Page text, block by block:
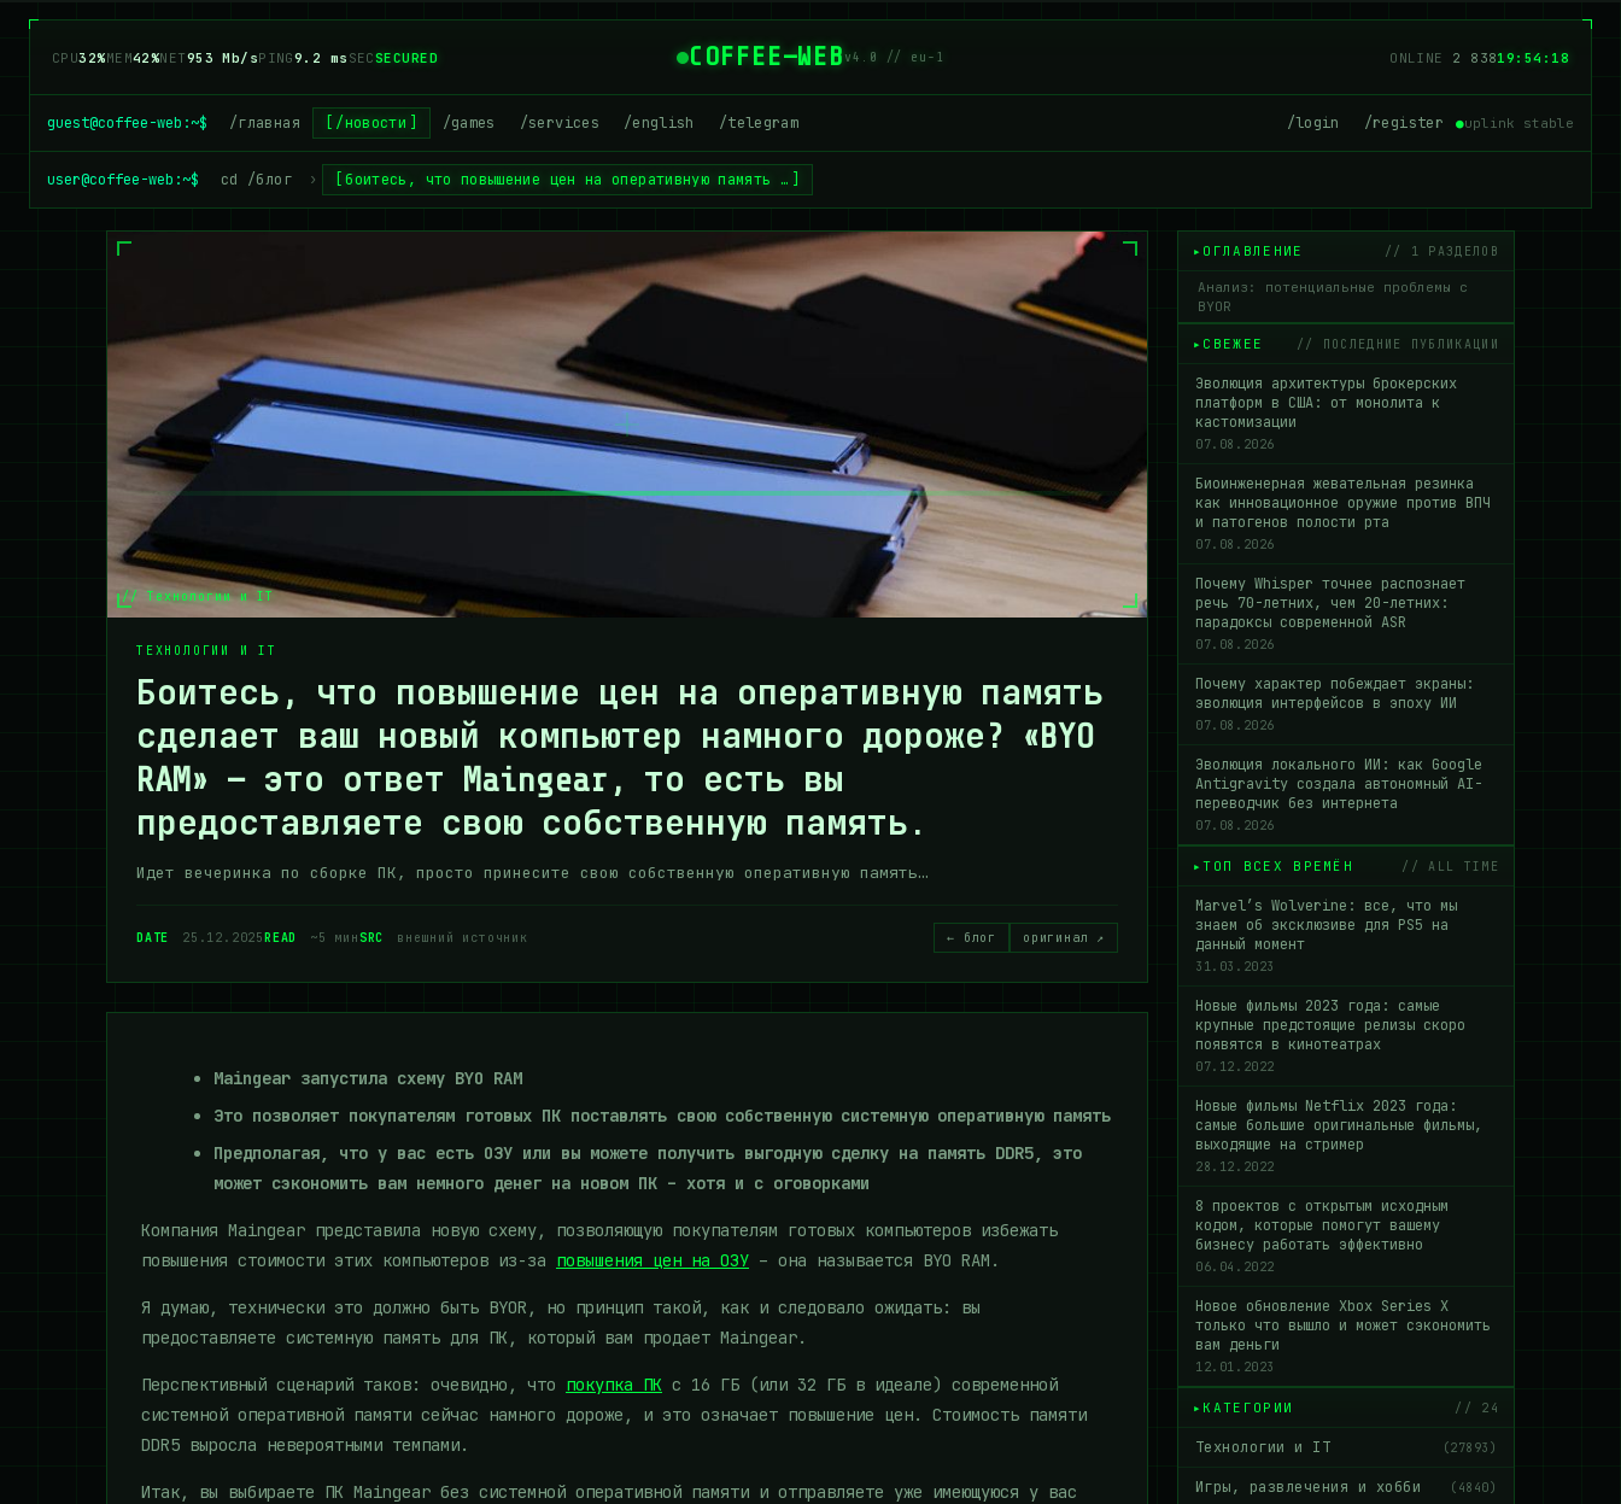
CPU34%MEM43%NET945 Mb/sPING9.2 ms SECSECURED COFFEE—WEBv4.0 // eu-1 ONLINE 2 83219:54:19
guest@coffee-web:~$ /главная /новости /games /services /english /telegram /login /register ●uplink stable
user@coffee-web:~$ cd /блог › боитесь, что повышение цен на оперативную память …
// Технологии и IT
ТЕХНОЛОГИИ И IT
Боитесь, что повышение цен на оперативную память
сделает ваш новый компьютер намного дороже? «BYO
RAM» — это ответ Maingear, то есть вы
предоставляете свою собственную память.
Идет вечеринка по сборке ПК, просто принесите свою собственную оперативную память…
DATE 25.12.2025READ ~5 минSRC внешний источник ← блог оригинал ↗
Maingear запустила схему BYO RAM
Это позволяет покупателям готовых ПК поставлять свою собственную системную оперативную память
Предполагая, что у вас есть ОЗУ или вы можете получить выгодную сделку на память DDR5, это
может сэкономить вам немного денег на новом ПК – хотя и с оговорками
Компания Maingear представила новую схему, позволяющую покупателям готовых компьютеров избежать
повышения стоимости этих компьютеров из-за повышения цен на ОЗУ – она называется BYO RAM.
Я думаю, технически это должно быть BYOR, но принцип такой, как и следовало ожидать: вы
предоставляете системную память для ПК, который вам продает Maingear.
Перспективный сценарий таков: очевидно, что покупка ПК с 16 ГБ (или 32 ГБ в идеале) современной
системной оперативной памяти сейчас намного дороже, и это означает повышение цен. Стоимость памяти
DDR5 выросла невероятными темпами.
Итак, вы выбираете ПК Maingear без системной оперативной памяти и отправляете уже имеющуюся у вас
ОГЛАВЛЕНИЕ // 1 РАЗДЕЛОВ
Анализ: потенциальные проблемы с
BYOR
СВЕЖЕЕ // ПОСЛЕДНИЕ ПУБЛИКАЦИИ
Эволюция архитектуры брокерских
платформ в США: от монолита к
кастомизации
07.08.2026
Биоинженерная жевательная резинка
как инновационное оружие против ВПЧ
и патогенов полости рта
07.08.2026
Почему Whisper точнее распознает
речь 70-летних, чем 20-летних:
парадоксы современной ASR
07.08.2026
Почему характер побеждает экраны:
эволюция интерфейсов в эпоху ИИ
07.08.2026
Эволюция локального ИИ: как Google
Antigravity создала автономный AI-
переводчик без интернета
07.08.2026
ТОП ВСЕХ ВРЕМЁН // ALL TIME
Marvel’s Wolverine: все, что мы
знаем об эксклюзиве для PS5 на
данный момент
31.03.2023
Новые фильмы 2023 года: самые
крупные предстоящие релизы скоро
появятся в кинотеатрах
07.12.2022
Новые фильмы Netflix 2023 года:
самые большие оригинальные фильмы,
выходящие на стример
28.12.2022
8 проектов с открытым исходным
кодом, которые помогут вашему
бизнесу работать эффективно
06.04.2022
Новое обновление Xbox Series X
только что вышло и может сэкономить
вам деньги
12.01.2023
КАТЕГОРИИ // 24
Технологии и IT (27893)
Игры, развлечения и хобби (4840)